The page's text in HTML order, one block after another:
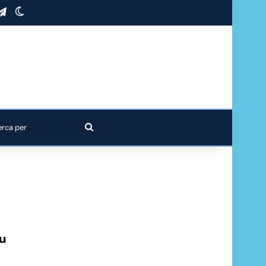
Telegram
Cerca
per